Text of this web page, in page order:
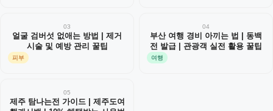
03
얼굴 검버섯 없애는 방법 | 제거
시술 및 예방 관리 꿀팁
피부
04
부산 여행 경비 아끼는 법 | 동백
전 발급 | 관광객 실전 활용 꿀팁
여행
05
제주 탐나는전 가이드 | 제주도여